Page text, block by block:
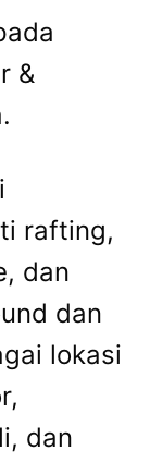
&
rafting,
dan
dan
lokasi
dan